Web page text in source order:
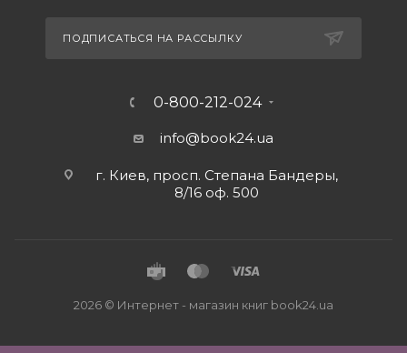
ПОДПИСАТЬСЯ НА РАССЫЛКУ
0-800-212-024
info@book24.ua
г. Киев, просп. Степана Бандеры,
8/16 оф. 500
2026 © Интернет - магазин книг book24.ua